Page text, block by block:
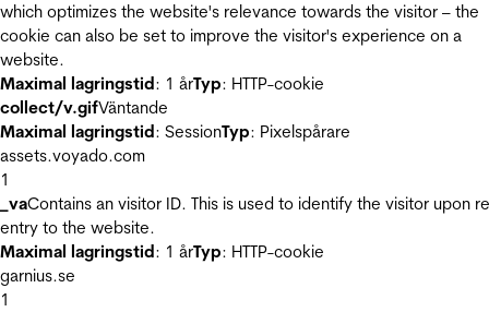
which optimizes the website's relevance towards the visitor – the
cookie can also be set to improve the visitor's experience on a
website.
Maximal lagringstid: 1 årTyp: HTTP-cookie
collect/v.gifVäntande
Maximal lagringstid: SessionTyp: Pixelspårare
assets.voyado.com
1
_vaContains an visitor ID. This is used to identify the visitor upon
entry to the website.
Maximal lagringstid: 1 årTyp: HTTP-cookie
garnius.se
1